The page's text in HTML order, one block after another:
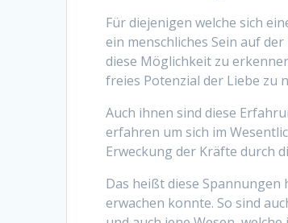
Für diejenigen welche sich
ein menschliches Sein auf
diese Möglichkeit zu
freies Potenzial der Liebe zu
Auch ihnen sind diese
erfahren um sich im
Erweckung der Kräfte durch
Das heißt diese Spannungen
erwachen konnte. So sind